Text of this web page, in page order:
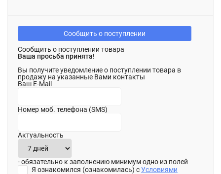
Сообщить о поступлении
Сообщить о поступлении товара
Ваша просьба принята!
Вы получите уведомление о поступлении товара в
продажу на указанные Вами контакты
Ваш E-Mail
Номер моб. телефона (SMS)
Актуальность
- обязательно к заполнению минимум одно из полей
Я ознакомился (ознакомилась) сУсловиями